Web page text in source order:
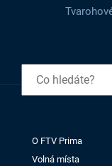
O FTV Prima
Volná místa